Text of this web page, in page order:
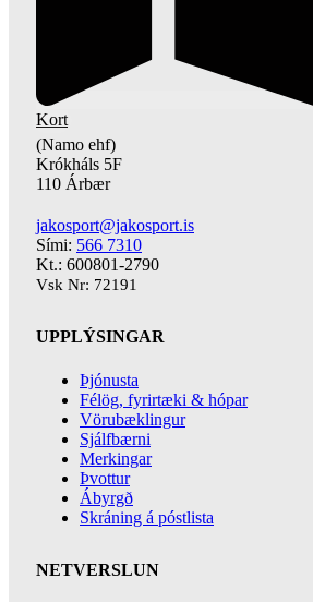
Kort
(Namo ehf)
Krókháls 5F
110 Árbær
jakosport@jakosport.is
Sími: 566 7310
Kt.: 600801-2790
Vsk Nr: 72191
UPPLÝSINGAR
Þjónusta
Félög, fyrirtæki & hópar
Vörubæklingur
Sjálfbærni
Merkingar
Þvottur
Ábyrgð
Skráning á póstlista
NETVERSLUN